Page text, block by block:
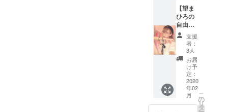
女性の
みのご
参加に
なりま
す。 ※
多数決
で多
かった
プラン
になり
ます ※
現地集
合現地
解散
ん・七
五三む
い・田
中・音
吹まり
も ※水
着・浴
衣・夏
の私服
※望まひ
ろのみ
水着な
し（浴
【望ま
ひろの
自由研
究】
コース
まひろ
と一緒
にエ
ミュリ
ボンの
キッチ
ンを貸
し切っ
支援
者：
3人
お届
け予
定：
2020
年02
月
こ
の
リ
タ